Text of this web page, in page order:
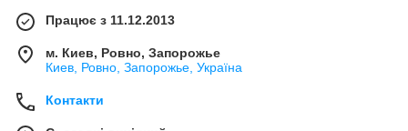
Працює з 11.12.2013
м. Киев, Ровно, Запорожье
Киев, Ровно, Запорожье, Україна
Контакти